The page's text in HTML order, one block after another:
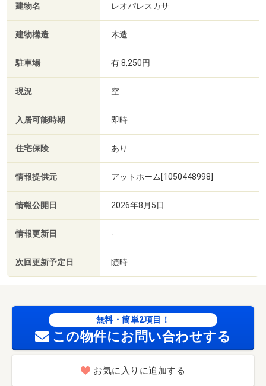
建物名 レオパレスカサ
建物構造 木造
駐車場 有 8,250円
現況 空
入居可能時期 即時
住宅保険 あり
情報提供元 アットホーム[1050448998]
情報公開日 2026年8月5日
情報更新日 -
次回更新予定日 随時
無料・簡単2項目！
この物件にお問い合わせする
お気に入りに追加する